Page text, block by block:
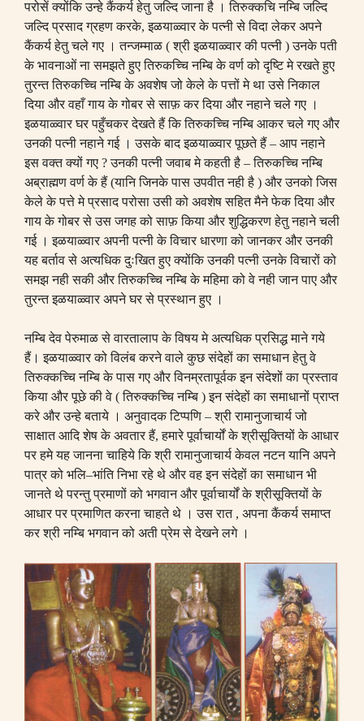
परोसें क्योंकि उन्हे कैंकर्य हेतु जल्दि जाना है । तिरुक्कचि नम्बि जल्दि
जल्दि प्रसाद ग्रहण करके,इळयाळ्वार के पत्नी से विदा लेकर अपने
कैंकर्य हेतु चले गए । तन्जम्माळ (श्री इळयाळ्वार की पत्नी )उनके पती
के भावनाओं ना समझते हुए तिरुकच्चि नम्बि के वर्ण को दृष्टि मे रखते हुए
तुरन्त तिरुकच्चि नम्बि के अवशेष जो केले के पत्तों मे था उसे निकाल
दिया और वहाँ गाय के गोबर से साफ़ कर दिया और नहाने चले गए ।
इळयाळ्वार घर पहुँचकर देखते हैं कि तिरुकच्चि नम्बि आकर चले गए और
उनकी पत्नी नहाने गई । उसके बाद इळयाळ्वार पूछते हैं – आप नहाने
इस वक्त क्यों गए ?उनकी पत्नी जवाब मे कहती है – तिरुकच्चिनम्बि
अब्राह्मण वर्ण के हैं (यानि जिनके पास उपवीत नही है ) और उनको जिस
केले के पत्ते मे प्रसाद परोसा उसी को अवशेष सहित मैने फेक दिया और
गाय के गोबर से उस जगह को साफ़ किया और शुद्धिकरण हेतु नहाने चली
गई । इळयाळ्वार अपनी पत्नी के विचार धारणा को जानकर और उनकी
यह बर्ताव से अत्यधिक दुःखित हुए क्योंकि उनकी पत्नी उनके विचारों को
समझ नही सकी और तिरुकच्चि नम्बि के महिमा को वे नही जान पाए और
तुरन्त इळयाळ्वार अपने घर से प्रस्थान हुए ।
नम्बि देव पेरुमाळ से वारतालाप के विषय मे अत्यधिक प्रसिद्ध माने गये
हैं। इळयाळ्वार को विलंब करने वाले कुछ संदेहों का समाधान हेतु वे
तिरुक्कच्चि नम्बि के पास गए और विनम्रतापूर्वक इन संदेशों का प्रस्ताव
किया और पूछे की वे ( तिरुक्कच्चिनम्बि )इन संदेहों का समाधानों प्राप्त
करे और उन्हे बताये । अनुवादक टिप्पणि –श्री रामानुजाचार्य जो
साक्षात आदि शेष के अवतार हैं,हमारे पूर्वाचार्यों के श्रीसूक्तियों के आधार
पर हमे यह जानना चाहिये कि श्री रामानुजाचार्य केवल नटन यानि अपने
पात्र को भलि–भांति निभा रहे थे और वह इन संदेहों का समाधान भी
जानते थे परन्तु प्रमाणों को भगवान और पूर्वाचार्यों के श्रीसूक्तियों के
आधार पर प्रमाणित करना चाहते थे । उस रात , अपना कैंकर्य समाप्त
कर श्री नम्बि भगवान को अती प्रेम से देखने लगे ।